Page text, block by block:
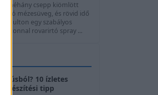
néhány csepp kiömlött
mézesüveg, és rövid idő
egy szabályos
azonnal rovarirtó spray ...
10 ízletes
elkészítési tipp